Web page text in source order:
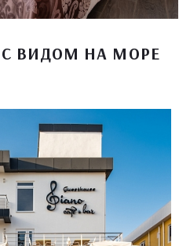
ВИДОМ НА МОРЕ